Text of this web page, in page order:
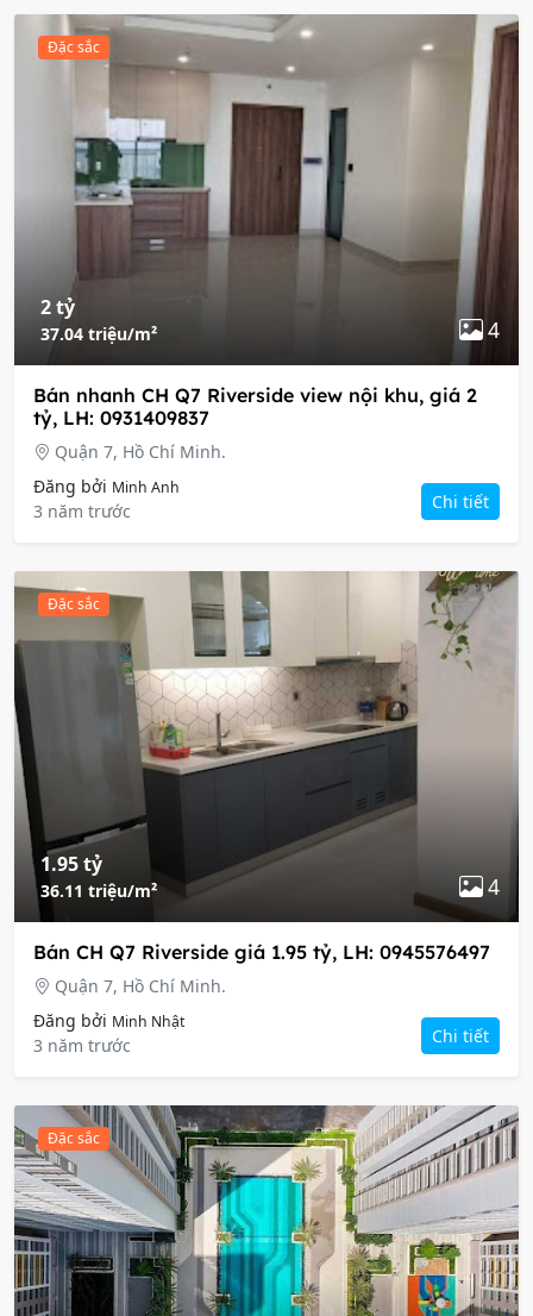
Đặc sắc
2 tỷ
37.04 triệu/m² 4
Bán nhanh CH Q7 Riverside view nội khu, giá 2
tỷ, LH: 0931409837
Quận 7, Hồ Chí Minh.
Đăng bởi Minh Anh
3 năm trước Chi tiết
Đặc sắc
1.95 tỷ
36.11 triệu/m² 4
Bán CH Q7 Riverside giá 1.95 tỷ, LH: 0945576497
Quận 7, Hồ Chí Minh.
Đăng bởi Minh Nhật
3 năm trước Chi tiết
Đặc sắc